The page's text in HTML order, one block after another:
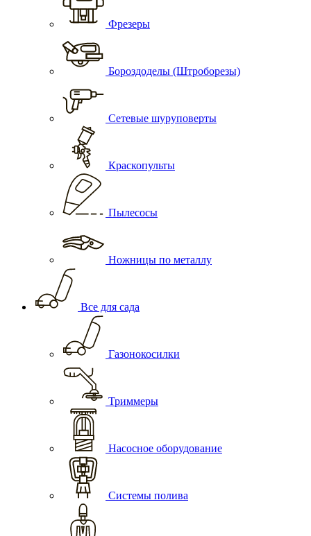
Фрезеры
Бороздоделы (Штроборезы)
Сетевые шуруповерты
Краскопульты
Пылесосы
Ножницы по металлу
Все для сада
Газонокосилки
Триммеры
Насосное оборудование
Системы полива